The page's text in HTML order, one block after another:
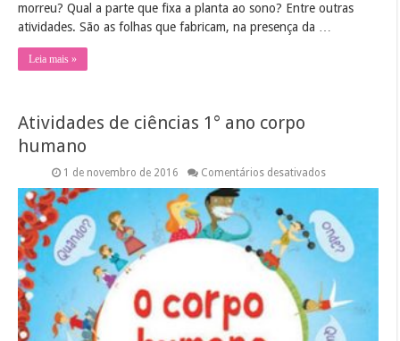
morreu? Qual a parte que fixa a planta ao sono? Entre outras
atividades. São as folhas que fabricam, na presença da …
Leia mais »
Atividades de ciências 1° ano corpo
humano
1 de novembro de 2016 Comentários desativadosem
ciências
1°
ano
corpo
humano